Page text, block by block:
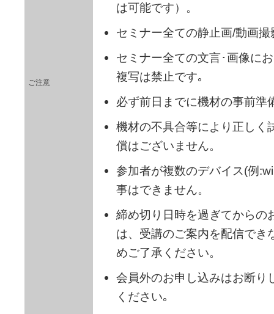
ご注意
は可能です）。
セミナー全ての静止画/動画
セミナー全ての文言･画像に
複写は禁止です｡
必ず前日までに機材の事前準
機材の不具合等により正しく
償はございません。
参加者が複数のデバイス(例
事はできません。
締め切り日時を過ぎてからの
は、受講のご案内を配信でき
めご了承ください。
会員外のお申し込みはお断り
ください｡